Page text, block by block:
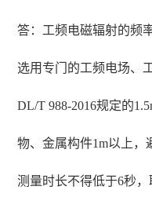
答：工频电磁辐射的频
选用专门的工频电场、
DL/T 988-2016规定的
物、金属构件1m以上，
测量时长不得低于6秒